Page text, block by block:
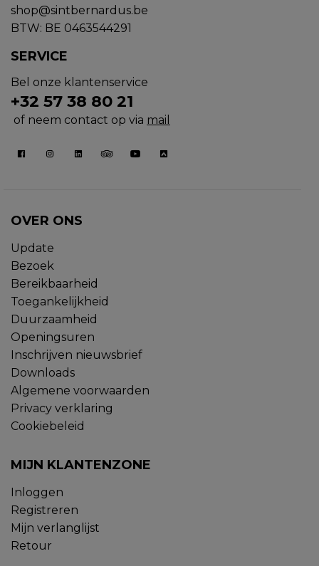
shop@sintbernardus.be
BTW: BE 0463544291
SERVICE
Bel onze klantenservice
+32 57 38 80 21
of neem contact op via mail
OVER ONS
Update
Bezoek
Bereikbaarheid
Toegankelijkheid
Duurzaamheid
Openingsuren
Inschrijven nieuwsbrief
Downloads
Algemene voorwaarden
Privacy verklaring
Cookiebeleid
MIJN KLANTENZONE
Inloggen
Registreren
Mijn verlanglijst
Retour